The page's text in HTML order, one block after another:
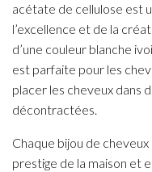
acétate de cellulose est
l’excellence et de la
d’une couleur blanche
est parfaite pour les
placer les cheveux dans
décontractées.
Chaque bijou de
prestige de la maison et